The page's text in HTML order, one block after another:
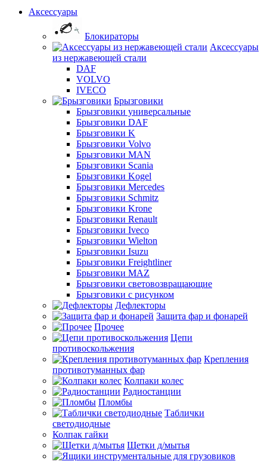
Аксессуары
Блокираторы
Аксессуары
из нержавеющей стали
DAF
VOLVO
IVECO
Брызговики
Брызговики универсальные
Брызговики DAF
Брызговики K
Брызговики Volvo
Брызговики MAN
Брызговики Scania
Брызговики Kogel
Брызговики Mercedes
Брызговики Schmitz
Брызговики Krone
Брызговики Renault
Брызговики Iveco
Брызговики Wielton
Брызговики Isuzu
Брызговики Freightliner
Брызговики MAZ
Брызговики световозвращающие
Брызговики с рисунком
Дефлекторы
Защита фар и фонарей
Прочее
Цепи
противоскольжения
Крепления
противотуманных фар
Колпаки колес
Радиостанции
Пломбы
Таблички
светодиодные
Колпак гайки
Щетки д/мытья